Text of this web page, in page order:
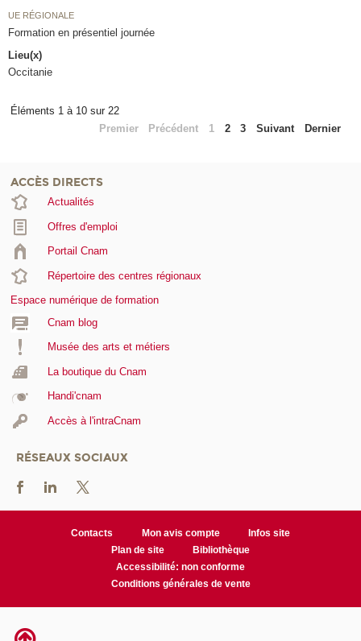
UE RÉGIONALE
Formation en présentiel journée
Lieu(x)
Occitanie
Éléments 1 à 10 sur 22
Premier
Précédent 1 2 3 Suivant Dernier
ACCÈS DIRECTS
Actualités
Offres d'emploi
Portail Cnam
Répertoire des centres régionaux
Espace numérique de formation
Cnam blog
Musée des arts et métiers
La boutique du Cnam
Handi'cnam
Accès à l'intraCnam
RÉSEAUX SOCIAUX
Contacts Mon avis compte
Infos site
Plan de site
Bibliothèque
Accessibilité: non conforme
Conditions générales de vente